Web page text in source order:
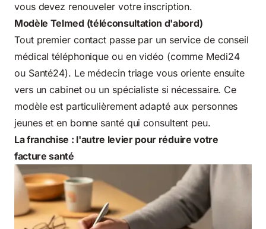
vous devez renouveler votre inscription.
Modèle Telmed (téléconsultation d'abord)
Tout premier contact passe par un service de conseil
médical téléphonique ou en vidéo (comme Medi24
ou Santé24). Le médecin triage vous oriente ensuite
vers un cabinet ou un spécialiste si nécessaire. Ce
modèle est particulièrement adapté aux personnes
jeunes et en bonne santé qui consultent peu.
La franchise : l'autre levier pour réduire votre
facture santé